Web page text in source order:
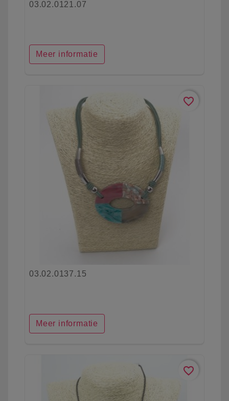
03.02.0121.07
Meer informatie
favorite_border
03.02.0137.15
Meer informatie
favorite_border